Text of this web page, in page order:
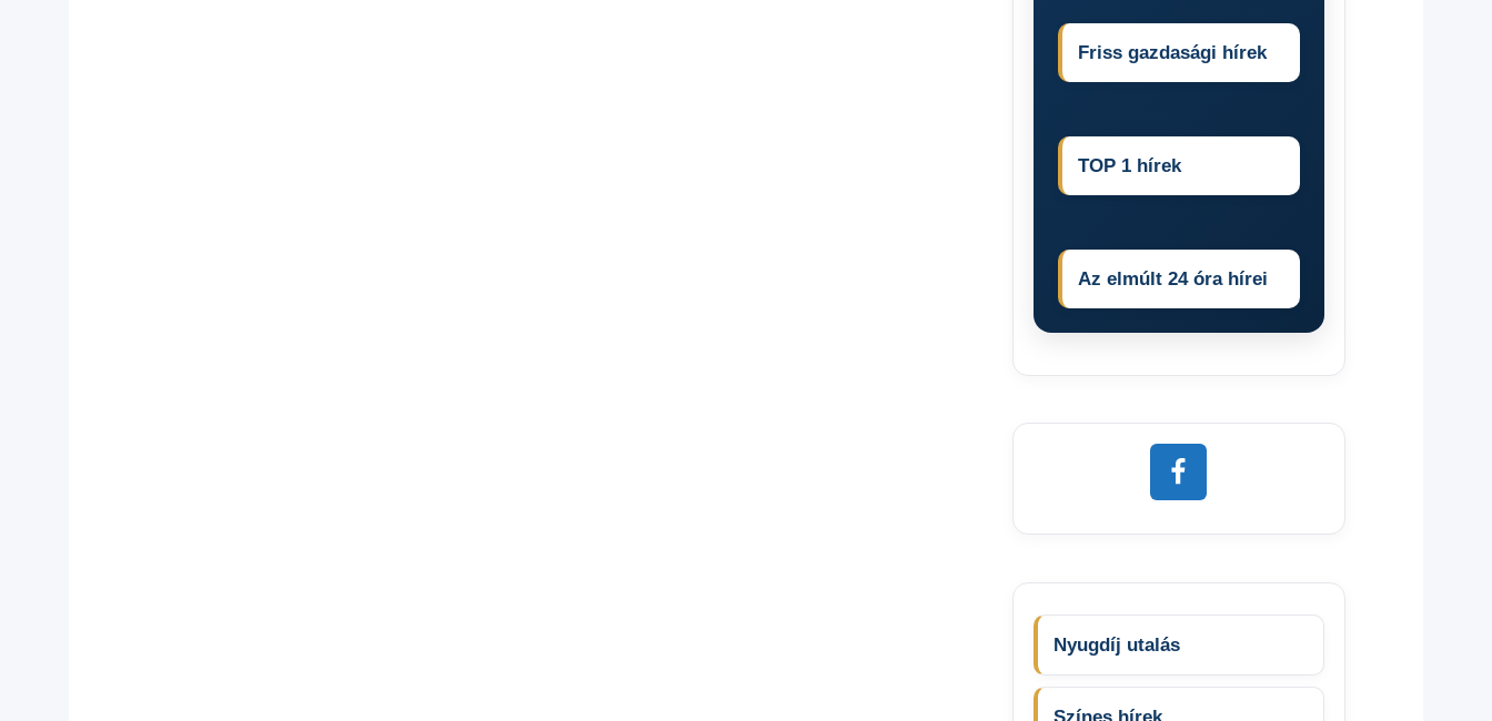
Friss gazdasági hírek
TOP 1 hírek
Az elmúlt 24 óra hírei
Nyugdíj utalás
Színes hírek